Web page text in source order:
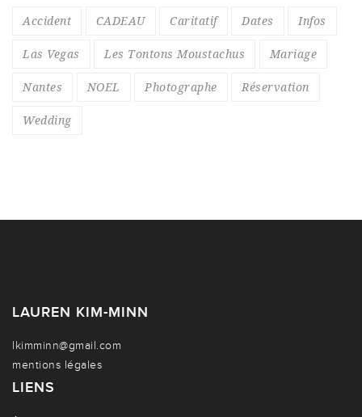
Accident CADEAU Caritatif Dates Infos
Las Vegas Les Tontons Moustachus Mariage
Nantes NOEL Photographe Réservation
Wedding
LAUREN KIM-MINN
lkimminn@gmail.com
mentions légales
LIENS